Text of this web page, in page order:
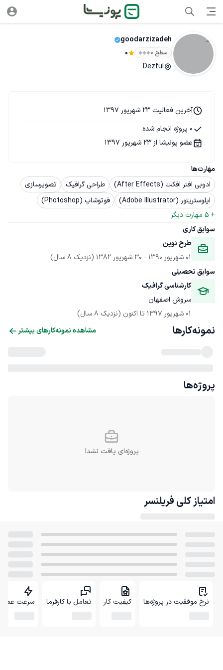
goodarzizadeh
سطح ۰ 0
Dezful
مهارت‌ها
ادوبی افتر افکت (After Effects)
طراحی گرافیک
تصویرسازی
ایلوستریتور (Adobe Illustrator)
فوتوشاپ (Photoshop)
+
5 مهارت دیگر
سوابق کاری
طرح نوین
01 شهریور 1390
- 30 شهریور 1382
(نزدیک 8 سال)
سوابق تحصیلی
کارشناسی گرافیک
سروش اصفهان
01 شهریور 1397
تا اکنون (نزدیک 8 سال)
آخرین فعالیت 23 شهریور 1397
0 پروژه انجام شده
عضو پونیشا از 23 شهریور 1397
نمونه‌کارها مشاهده نمونه‌کارهای بیشتر
پروژه‌ها
پروژه‌ای یافت نشد!
امتیاز کلی فریلنسر
نرخ موفقیت در پروژه‌ها کیفیت کار تعامل با کارفرما سرعت عمل